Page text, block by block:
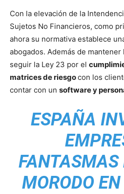
Con la elevación de la
Sujetos No Financieros, como
ahora su normativa establece
abogados. Además de
seguir la Ley 23 por el
matrices de riesgocon los
contar con un software y
ESPAÑA
FANTASMAS
MORODO